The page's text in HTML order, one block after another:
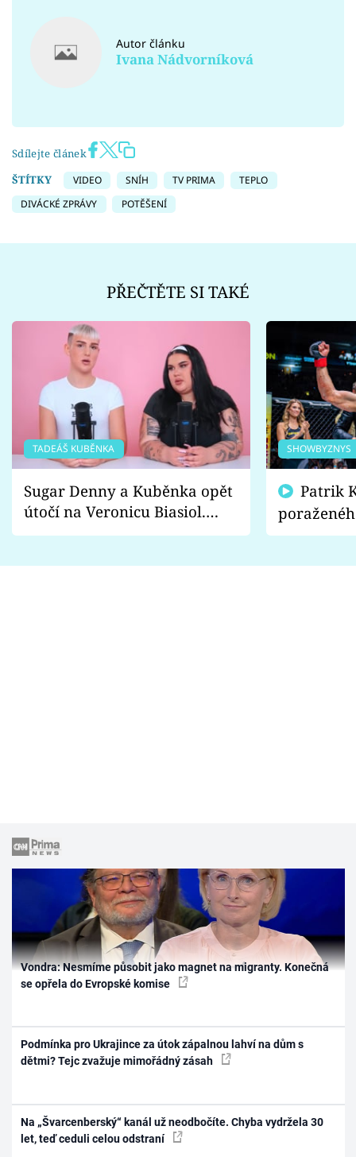
Autor článku
Ivana Nádvorníková
Sdílejte článek
ŠTÍTKY
VIDEO SNÍH TV PRIMA
TEPLO
DIVÁCKÉ ZPRÁVY
POTĚŠENÍ
PŘEČTĚTE SI TAKÉ
TADEÁŠ KUBĚNKA
Sugar Denny a Kuběnka opět
útočí na Veronicu Biasiol.
Proč je podle nich falešná a
SHOWBYZNYS
fanoušci
Vondra: Nesmíme působit jako magnet na migranty. Konečná
se opřela do Evropské komise
Podmínka pro Ukrajince za útok zápalnou lahví na dům s
dětmi? Tejc zvažuje mimořádný zásah
Na „Švarcenberský“ kanál už neodbočíte. Chyba vydržela 30
let, teď ceduli celou odstraní